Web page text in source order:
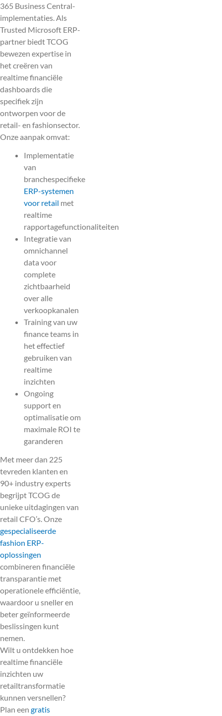
365 Business Central-
implementaties. Als
Trusted Microsoft ERP-
partner biedt TCOG
bewezen expertise in
het creëren van
realtime financiële
dashboards die
specifiek zijn
ontworpen voor de
retail- en fashionsector.
Onze aanpak omvat:
Implementatie
van
branchespecifieke
ERP-systemen
voor retail met
realtime
rapportagefunctionaliteiten
Integratie van
omnichannel
data voor
complete
zichtbaarheid
over alle
verkoopkanalen
Training van uw
finance teams in
het effectief
gebruiken van
realtime
inzichten
Ongoing
support en
optimalisatie om
maximale ROI te
garanderen
Met meer dan 225
tevreden klanten en
90+ industry experts
begrijpt TCOG de
unieke uitdagingen van
retail CFO’s. Onze
gespecialiseerde
fashion ERP-
oplossingen
combineren financiële
transparantie met
operationele efficiëntie,
waardoor u sneller en
beter geïnformeerde
beslissingen kunt
nemen.
Wilt u ontdekken hoe
realtime financiële
inzichten uw
retailtransformatie
kunnen versnellen?
Plan een gratis